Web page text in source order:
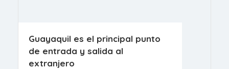
Guayaquil es el principal punto
de entrada y salida al
extranjero